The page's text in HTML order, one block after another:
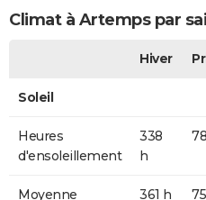
Climat à Artemps par
Hiver
Soleil
Heures
d'ensoleillement
338
h
Moyenne
361 h